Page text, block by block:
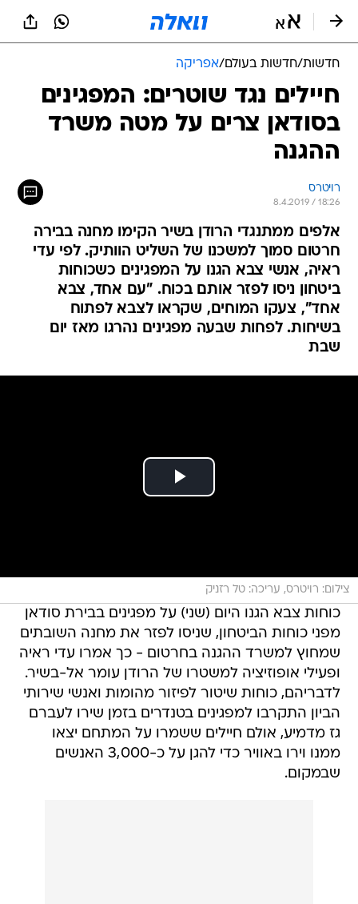
חדשות/חדשות בעולם/אפריקה
חיילים נגד שוטרים: המפגינים
בסודאן צרים על מטה משרד
ההגנה
רויטרס
8.4.2019 / 18:26
אלפים ממתנגדי הרודן בשיר הקימו מחנה בבירה
חרטום סמוך למשכנו של השליט הוותיק. לפי עדי
ראיה, אנשי צבא הגנו על המפגינים כשכוחות
ביטחון ניסו לפזר אותם בכוח. "עם אחד, צבא
אחד", צעקו המוחים, שקראו לצבא לפתוח
בשיחות. לפחות שבעה מפגינים נהרגו מאז יום
שבת
צילום: רויטרס, עריכה: טל רזניק
כוחות צבא הגנו היום (שני) על מפגינים בבירת סודאן
מפני כוחות הביטחון, שניסו לפזר את מחנה השובתים
שמחוץ למשרד ההגנה בחרטום - כך אמרו עדי ראיה
ופעילי אופוזיציה למשטרו של הרודן עומר אל-בשיר.
לדבריהם, כוחות שיטור לפיזור מהומות ואנשי שירותי
הביון התקרבו למפגינים בטנדרים בזמן שירו לעברם
גז מדמיע, אולם חיילים ששמרו על המתחם יצאו
ממנו וירו באוויר כדי להגן על כ-3,000 האנשים
שבמקום.